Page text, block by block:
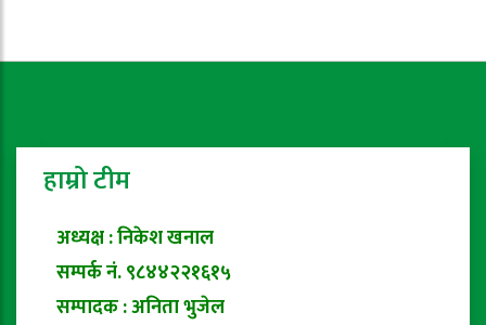
हाम्रो टीम
अध्यक्ष : निकेश खनाल
सम्पर्क नं. ९८४४२२१६१५
सम्पादक : अनिता भुजेल